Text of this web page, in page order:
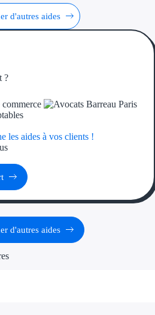
Ressources
Nos guides
d'autres aides
?
les aides à vos clients !
d'autres aides